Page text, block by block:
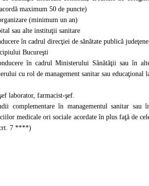
maximum 50 de puncte)
(minimum un an)
sau alte instituţii sanitare
în cadrul direcţiei de sănătate publică
Bucureşti
în cadrul Ministerului Sănătăţii sau în
cu rol de management sanitar sau educaţional
laborator, farmacist-şef.
complementare în managementul sanitar sau
medicale ori sociale acordate în plus faţă de
7 ****)